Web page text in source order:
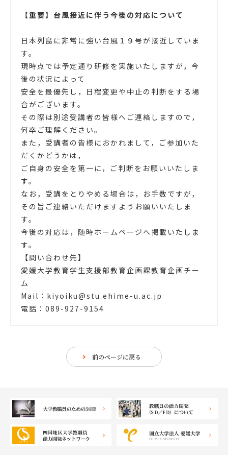
【重要】台風接近に伴う今後の対応について
日本列島に非常に強い台風１９号が接近していま
す。
現時点では予定通り研修を実施いたしますが，今
後の状況によって
安全を最優先し，日程変更や中止の判断をする場
合がございます。
その際は別途受講者の皆様へご連絡しますので，
何卒ご理解ください。
また，受講者の皆様におかれまして，ご参加いた
だくかどうかは，
ご自身の安全を第一に，ご判断をお願いいたしま
す。
なお，受講をとりやめる場合は，お手数ですが，
その旨ご連絡いただけますようお願いいたしま
す。
今後の対応は，随時ホームページへ掲載いたしま
す。
【問い合わせ先】
愛媛大学教育学生支援部教育企画課教育企画チー
ム
Mail：kiyoiku@stu.ehime-u.ac.jp
電話：089-927-9154
前のページに戻る